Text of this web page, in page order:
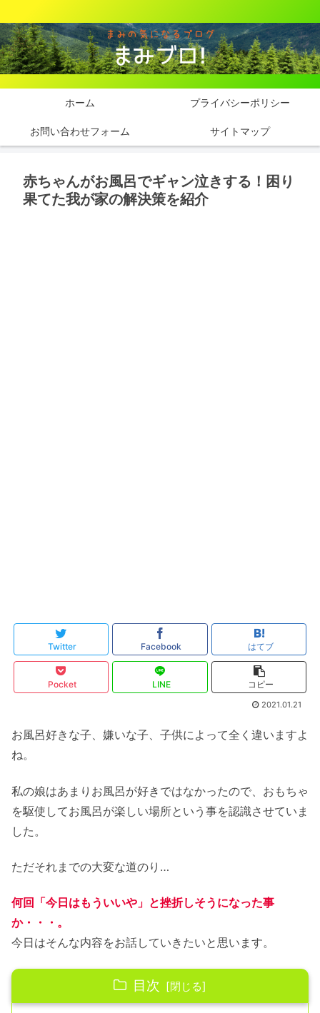
ホーム プライバシーポリシー
お問い合わせフォーム サイトマップ
赤ちゃんがお風呂でギャン泣きする！困り
果てた我が家の解決策を紹介
Twitter Facebook はてブ
Pocket LINE コピー
2021.01.21
お風呂好きな子、嫌いな子、子供によって全く違いますよ
ね。
私の娘はあまりお風呂が好きではなかったので、おもちゃ
を駆使してお風呂が楽しい場所という事を認識させていま
した。
ただそれまでの大変な道のり…
何回「今日はもういいや」と挫折しそうになった事
か・・・ 。
今日はそんな内容をお話していきたいと思います。
目次